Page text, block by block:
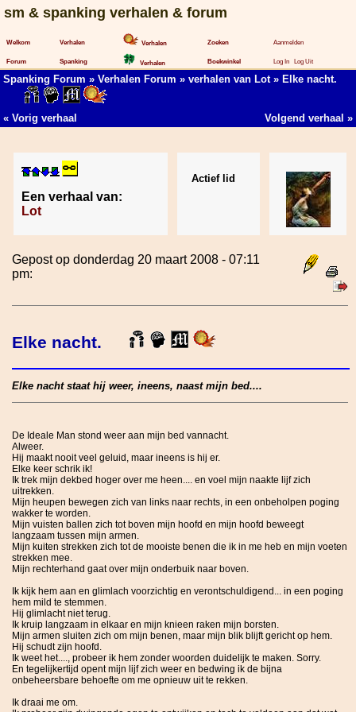
sm & spanking verhalen & forum
Welkom
Forum
Verhalen
Spanking
Verhalen
Verhalen
Zoeken
Boekwinkel
Aanmelden
Log In Log Uit
Spanking Forum » Verhalen Forum » verhalen van Lot» Elke nacht.
« Vorig verhaal Volgend verhaal »
Een verhaal van:
Lot
Actief lid
Gepost op donderdag 20 maart 2008 - 07:11
pm:
Elke nacht.
Elke nacht staat hij weer, ineens, naast mijn bed....
De Ideale Man stond weer aan mijn bed vannacht.
Alweer.
Hij maakt nooit veel geluid, maar ineens is hij er.
Elke keer schrik ik!
Ik trek mijn dekbed hoger over me heen.... en voel mijn naakte lijf zich
uitrekken.
Mijn heupen bewegen zich van links naar rechts, in een onbeholpen poging
wakker te worden.
Mijn vuisten ballen zich tot boven mijn hoofd en mijn hoofd beweegt
langzaam tussen mijn armen.
Mijn kuiten strekken zich tot de mooiste benen die ik in me heb en mijn voeten
strekken mee.
Mijn rechterhand gaat over mijn onderbuik naar boven.
Ik kijk hem aan en glimlach voorzichtig en verontschuldigend... in een poging
hem mild te stemmen.
Hij glimlacht niet terug.
Ik kruip langzaam in elkaar en mijn knieen raken mijn borsten.
Mijn armen sluiten zich om mijn benen, maar mijn blik blijft gericht op hem.
Hij schudt zijn hoofd.
Ik weet het...., probeer ik hem zonder woorden duidelijk te maken. Sorry.
En tegelijkertijd opent mijn lijf zich weer en bedwing ik de bijna
onbeheersbare behoefte om me opnieuw uit te rekken.
Ik draai me om.